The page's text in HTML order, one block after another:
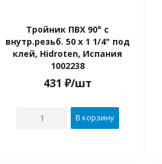
Тройник ПВХ 90° с
внутр.резьб. 50 х 1 1/4" под
клей, Hidroten, Испания
1002238
431 ₽/шт
В корзину